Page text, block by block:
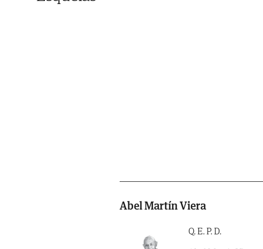
Abel Martín Viera
Q. E. P. D.